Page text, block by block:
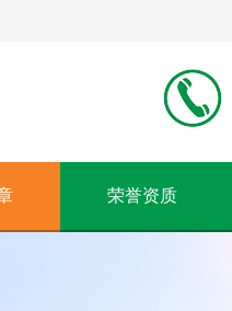
荣誉资质